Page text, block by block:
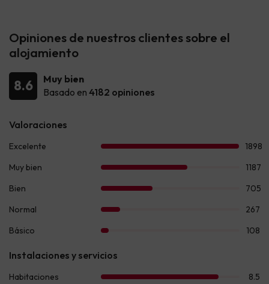
Opiniones de nuestros clientes sobre el
alojamiento
8.6
Muy bien
Basado en 4182 opiniones